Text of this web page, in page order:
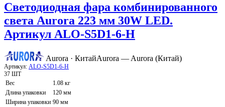
Светодиодная фара комбинированного
света Aurora 223 мм 30W LED.
Артикул ALO-S5D1-6-H
Aurora · КитайAurora — Aurora (Китай)
Артикул: ALO-S5D1-6-H
37 ШТ
Вес
1.08 кг
Длина упаковки
120 мм
Ширина упаковки 90 мм